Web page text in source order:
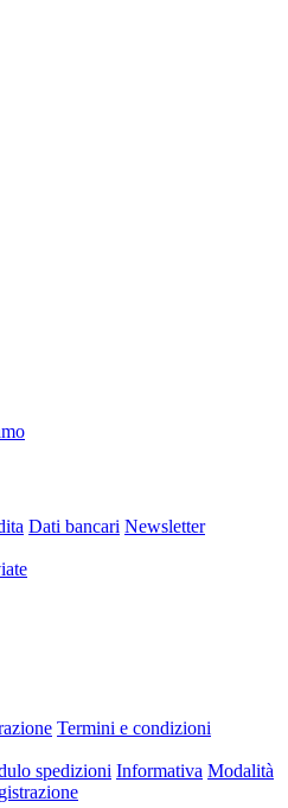
Dati bancari Newsletter
Termini e condizioni
spedizioni Informativa Modalità